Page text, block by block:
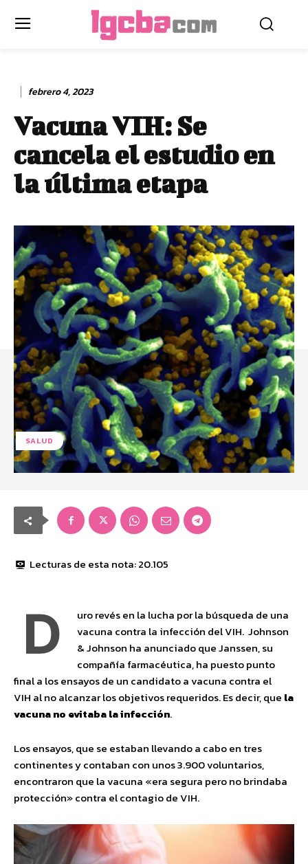
febrero 4, 2023
Vacuna VIH: Se
cancela el estudio en
la última etapa
SALUD
Lecturas de esta nota:20.105
D
uro revés en la lucha por la búsqueda de una
vacuna contra la infección del VIH. Johnson
& Johnson ha anunciado que Janssen, su
compañía farmacéutica, ha puesto punto
final a los ensayos de un candidato a vacuna contra el
VIH al no alcanzar los objetivos requeridos. Es decir, que la
vacuna no evitaba la infección.
Los ensayos, que se estaban llevando a cabo en tres
continentes y contaban con unos 3.900 voluntarios,
encontraron que la vacuna «era segura pero no brindaba
protección» contra el contagio de VIH.